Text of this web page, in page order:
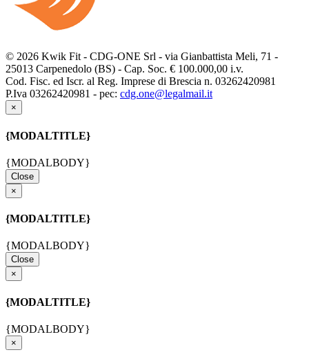
© 2026 Kwik Fit - CDG-ONE Srl - via Gianbattista Meli, 71 -
25013 Carpenedolo (BS) - Cap. Soc. € 100.000,00 i.v.
Cod. Fisc. ed Iscr. al Reg. Imprese di Brescia n. 03262420981
P.Iva 03262420981 - pec: cdg.one@legalmail.it
×
{MODALTITLE}
{MODALBODY}
Close
×
{MODALTITLE}
{MODALBODY}
Close
×
{MODALTITLE}
{MODALBODY}
×